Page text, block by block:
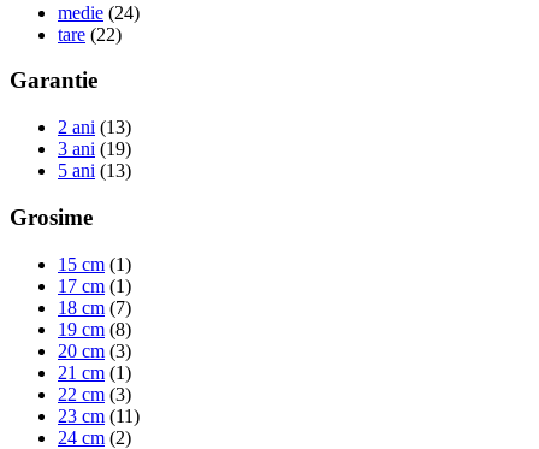
medie (24)
tare (22)
Garantie
2 ani (13)
3 ani (19)
5 ani (13)
Grosime
15 cm (1)
17 cm (1)
18 cm (7)
19 cm (8)
20 cm (3)
21 cm (1)
22 cm (3)
23 cm (11)
24 cm (2)